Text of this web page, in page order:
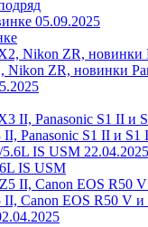
05.09.2025
ZR, новинки
Panasonic S1 II и S1
22.04.2025
IS USM
Canon EOS R50 V и